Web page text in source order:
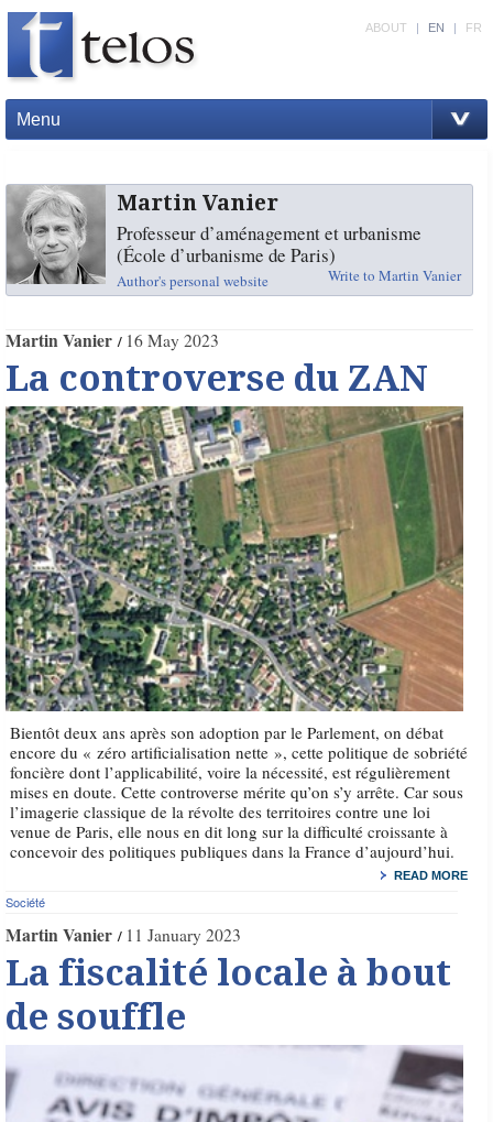
Menu
ABOUT | EN | FR
Martin Vanier
Professeur d’aménagement et urbanisme
(École d’urbanisme de Paris)
Author's personal website Write to Martin Vanier
Martin Vanier 16 May 2023
La controverse du ZAN
Bientôt deux ans après son adoption par le Parlement, on débat
encore du « zéro artificialisation nette », cette politique de sobriété
foncière dont l’applicabilité, voire la nécessité, est régulièrement
mises en doute. Cette controverse mérite qu’on s’y arrête. Car sous
l’imagerie classique de la révolte des territoires contre une loi
venue de Paris, elle nous en dit long sur la difficulté croissante à
concevoir des politiques publiques dans la France d’aujourd’hui.
READ MORE
Société
Martin Vanier 11 January 2023
La fiscalité locale à bout
de souffle